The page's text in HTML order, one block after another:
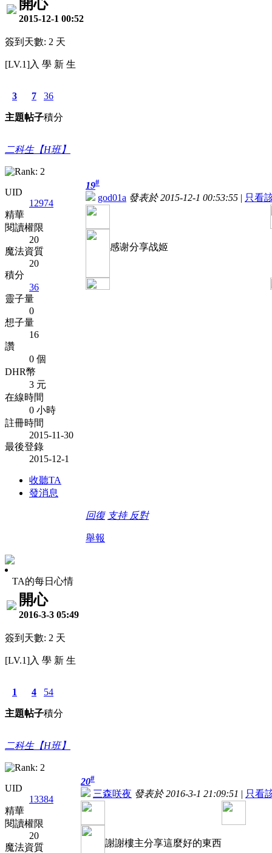
開心
2015-12-1 00:52
簽到天數: 2 天
[LV.1]入 學 新 生
3
主題
7
帖子
36
積分
二科生【H班】
UID
12974
精華
閱讀權限
20
魔法資質
20
積分
36
靈子量
0
想子量
16
讚
0 個
DHR幣
3 元
在線時間
0 小時
註冊時間
2015-11-30
最後登錄
2015-12-1
收聽TA
發消息
19#
god01a 發表於 2015-12-1 00:53:55 | 只看
感谢分享战姬
回復 支持 反對
舉報
TA的每日心情
開心
2016-3-3 05:49
簽到天數: 2 天
[LV.1]入 學 新 生
1
主題
4
帖子
54
積分
二科生【H班】
UID
13384
精華
閱讀權限
20
魔法資質
20#
三森咲夜 發表於 2016-3-1 21:09:51 | 只看
謝謝樓主分享這麼好的東西